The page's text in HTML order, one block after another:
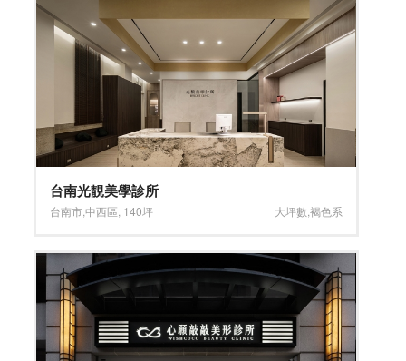
台南光靚美學診所
台南市,中西區 140坪 大坪數 褐色系